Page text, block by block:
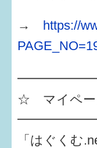
→ https://
☆ マイペ
「はぐくむ